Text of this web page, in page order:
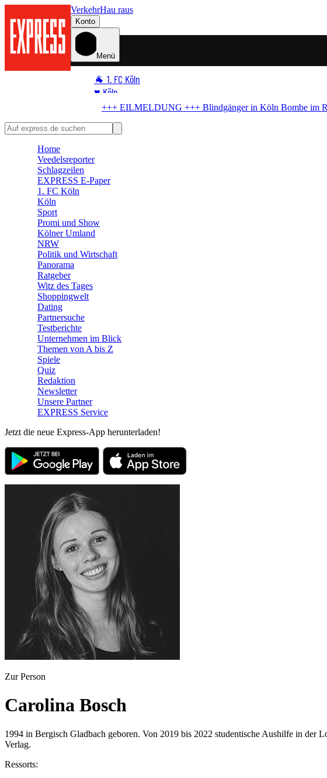
VerkehrHau raus
Konto
Menü
🐐 1. FC Köln
♥️ Köln
⭐ Promi
🏆 Sport
Bombe im Rhein! Hier kommt keiner mehr durch
Home
Veedelsreporter
Schlagzeilen
EXPRESS E-Paper
1. FC Köln
Köln
Sport
Promi und Show
Kölner Umland
NRW
Politik und Wirtschaft
Panorama
Ratgeber
Witz des Tages
Shoppingwelt
Dating
Partnersuche
Testberichte
Unternehmen im Blick
Themen von A bis Z
Spiele
Quiz
Redaktion
Newsletter
Unsere Partner
EXPRESS Service
Jetzt die neue Express-App herunterladen!
Zur Person
Carolina Bosch
1994 in Bergisch Gladbach geboren. Von 2019 bis 2022 studentische Aushilfe in der
Verlag.
Ressorts: